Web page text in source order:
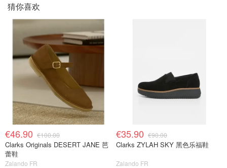
猜你喜欢
€46.90 €100.00
Clarks Originals DESERT JANE 芭
蕾鞋
Zalando FR
€35.90 €90.00
Clarks ZYLAH SKY 黑色乐福鞋
Zalando FR